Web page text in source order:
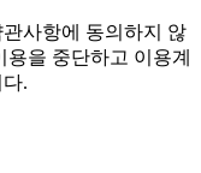
사항에 동의하지 않
을 중단하고 이용계
.